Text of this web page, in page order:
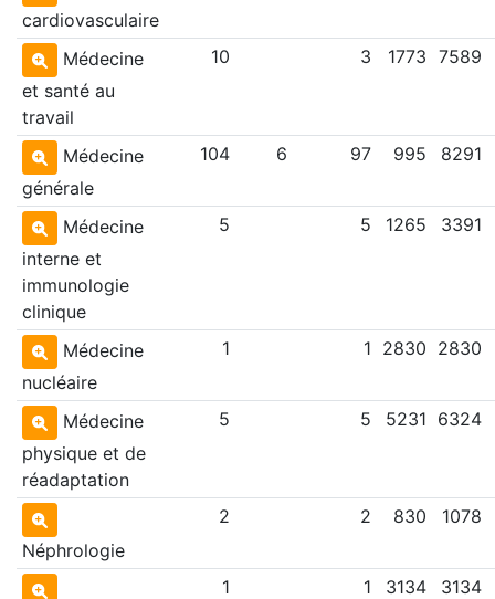
cardiovasculaire
Médecine
et santé au
travail
10 3 1773 7589
Médecine
générale
104 6 97 995 8291
Médecine
interne et
immunologie
clinique
5 5 1265 3391
Médecine
nucléaire
1 1 2830 2830
Médecine
physique et de
réadaptation
5 5 5231 6324
Néphrologie
2 2 830 1078
1 1 3134 3134